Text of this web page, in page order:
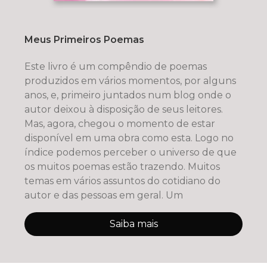
Meus Primeiros Poemas
Este livro é um compêndio de poemas
produzidos em vários momentos, por alguns
anos, e, primeiro juntados num blog onde o
autor deixou à disposição de seus leitores.
Mas, agora, chegou o momento de estar
disponível em uma obra como esta. Logo no
índice podemos perceber o universo de que
os muitos poemas estão trazendo. Muitos
temas em vários assuntos do cotidiano do
autor e das pessoas em geral. Um
Saiba mais